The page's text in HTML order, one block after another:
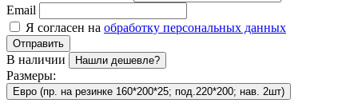
Email
Я согласен на обработку персональных данных
Отправить
В наличии Нашли дешевле?
Размеры:
Евро (пр. на резинке 160*200*25; под.220*200; нав. 2шт)